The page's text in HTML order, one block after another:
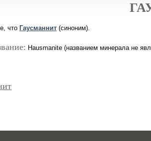
что Гаусманнит (синоним).
Hausmanite (названием минерала не